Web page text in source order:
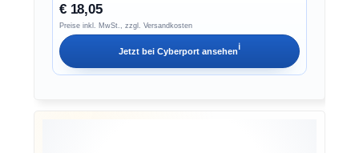
€ 18,05
Preise inkl. MwSt., zzgl. Versandkosten
Jetzt bei Cyberport ansehenℹ︎